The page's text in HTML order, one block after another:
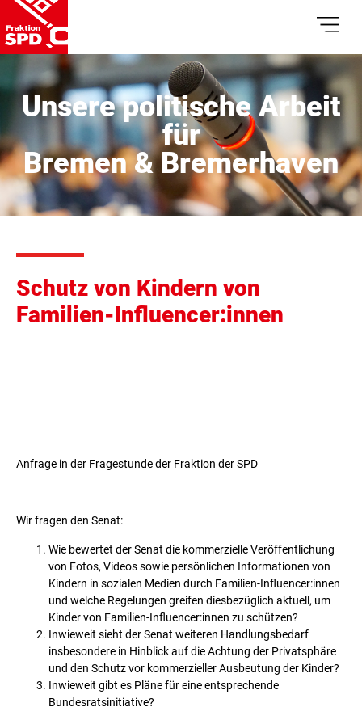
Unsere politische Arbeit
für
Bremen & Bremerhaven
Schutz von Kindern von
Familien-Influencer:innen
Anfrage in der Fragestunde der Fraktion der SPD
Wir fragen den Senat:
Wie bewertet der Senat die kommerzielle Veröffentlichung
von Fotos, Videos sowie persönlichen Informationen von
Kindern in sozialen Medien durch Familien-Influencer:innen
und welche Regelungen greifen diesbezüglich aktuell, um
Kinder von Familien-Influencer:innen zu schützen?
Inwieweit sieht der Senat weiteren Handlungsbedarf
insbesondere in Hinblick auf die Achtung der Privatsphäre
und den Schutz vor kommerzieller Ausbeutung der Kinder?
Inwieweit gibt es Pläne für eine entsprechende
Bundesratsinitiative?